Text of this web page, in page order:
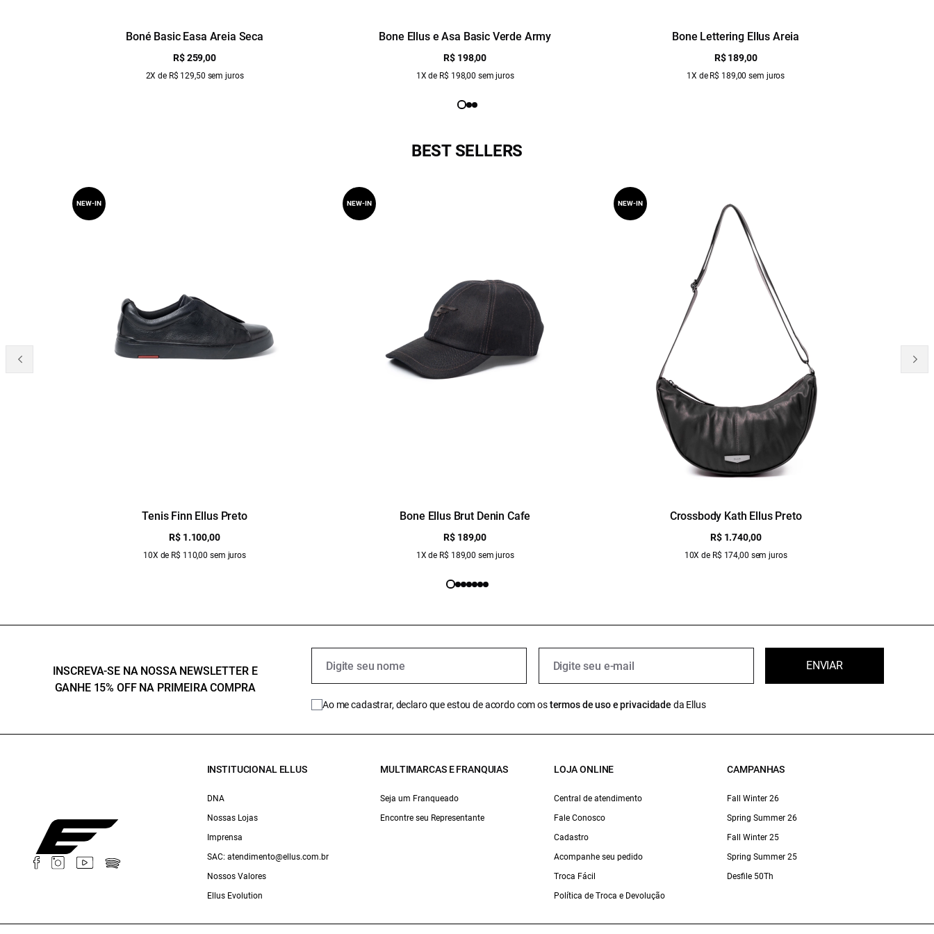
Boné Basic Easa Areia Seca
R$ 259,00
2X de R$ 129,50 sem juros
Bone Ellus e Asa Basic Verde Army
R$ 198,00
1X de R$ 198,00 sem juros
Bone Lettering Ellus Areia
R$ 189,00
1X de R$ 189,00 sem juros
BEST SELLERS
Tenis Finn Ellus Preto
R$ 1.100,00
10X de R$ 110,00 sem juros
NEW-IN
Bone Ellus Brut Denin Cafe
R$ 189,00
1X de R$ 189,00 sem juros
NEW-IN
Crossbody Kath Ellus Preto
R$ 1.740,00
10X de R$ 174,00 sem juros
NEW-IN
INSCREVA-SE NA NOSSA NEWSLETTER E
GANHE 15% OFF NA PRIMEIRA COMPRA
ENVIAR
Ao me cadastrar, declaro que estou de acordo com ostermos de uso e privacidade da Ellus
INSTITUCIONAL ELLUS
DNA
Nossas Lojas
Imprensa
SAC: atendimento@ellus.com.br
Nossos Valores
Ellus Evolution
MULTIMARCAS E FRANQUIAS
Seja um Franqueado
Encontre seu Representante
LOJA ONLINE
Central de atendimento
Fale Conosco
Cadastro
Acompanhe seu pedido
Troca Fácil
Política de Troca e Devolução
CAMPANHAS
Fall Winter 26
Spring Summer 26
Fall Winter 25
Spring Summer 25
Desfile 50Th